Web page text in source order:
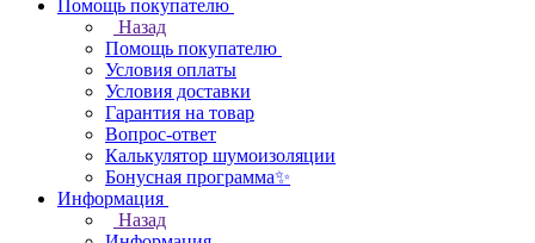
Помощь покупателю
Назад
Помощь покупателю
Условия оплаты
Условия доставки
Гарантия на товар
Вопрос-ответ
Калькулятор шумоизоляции
Бонусная программа✨
Информация
Назад